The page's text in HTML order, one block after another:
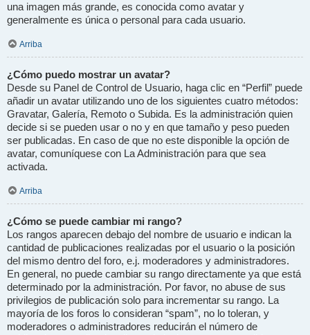
una imagen más grande, es conocida como avatar y
generalmente es única o personal para cada usuario.
Arriba
¿Cómo puedo mostrar un avatar?
Desde su Panel de Control de Usuario, haga clic en “Perfil” puede
añadir un avatar utilizando uno de los siguientes cuatro métodos:
Gravatar, Galería, Remoto o Subida. Es la administración quien
decide si se pueden usar o no y en que tamaño y peso pueden
ser publicadas. En caso de que no este disponible la opción de
avatar, comuníquese con La Administración para que sea
activada.
Arriba
¿Cómo se puede cambiar mi rango?
Los rangos aparecen debajo del nombre de usuario e indican la
cantidad de publicaciones realizadas por el usuario o la posición
del mismo dentro del foro, e.j. moderadores y administradores.
En general, no puede cambiar su rango directamente ya que está
determinado por la administración. Por favor, no abuse de sus
privilegios de publicación solo para incrementar su rango. La
mayoría de los foros lo consideran “spam”, no lo toleran, y
moderadores o administradores reducirán el número de